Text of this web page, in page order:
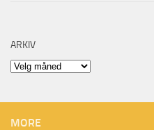
ARKIV
Arkiv
MORE